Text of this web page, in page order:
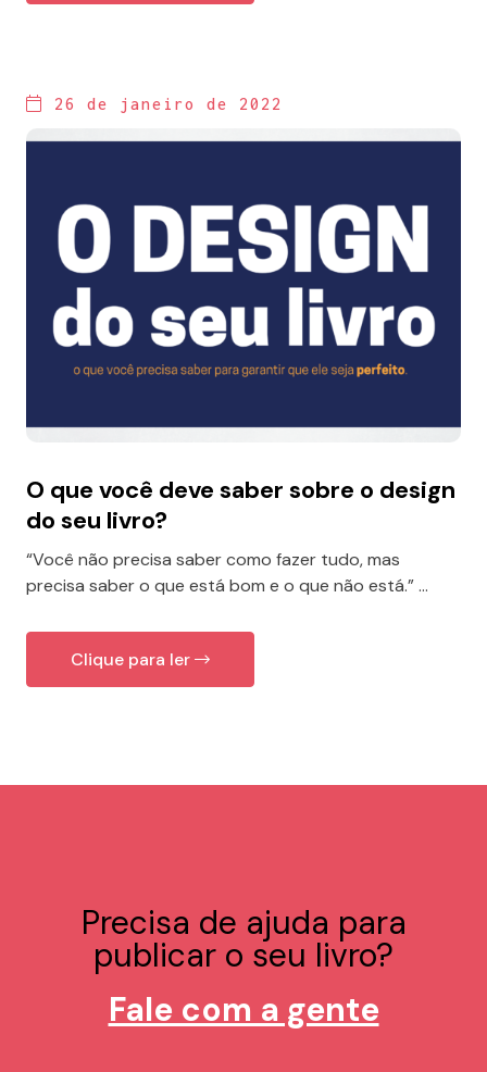
26 de janeiro de 2022
O que você deve saber sobre o design
do seu livro?
“Você não precisa saber como fazer tudo, mas
precisa saber o que está bom e o que não está.” ...
Clique para ler
Precisa de ajuda para
publicar o seu livro?
Fale com a gente